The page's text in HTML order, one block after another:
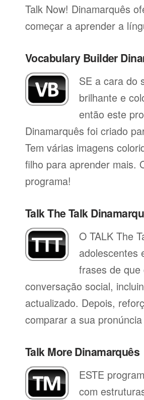
Talk Now! Dinamarquês
começar a aprender a
Vocabulary Builder
SE a cara do
brilhante e
então este
Dinamarquês foi criado
Tem várias imagens
filho para aprender mais.
programa!
Talk The Talk
O TALK The
adolescentes
frases de
conversação social,
actualizado. Depois,
comparar a sua
Talk More Dinamarquês
ESTE
com